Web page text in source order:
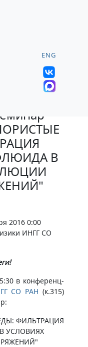
ENG
В
2016 0:00
ИНГГ СО
в конференц-
СО РАН (к.315)
ФИЛЬТРАЦИЯ
УСЛОВИЯХ